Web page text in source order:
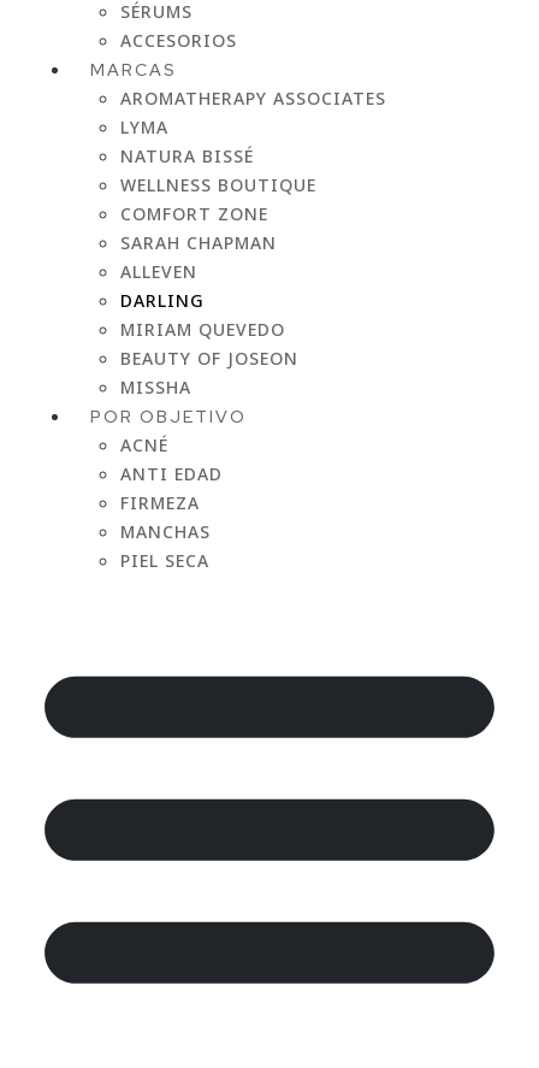
SÉRUMS
ACCESORIOS
MARCAS
AROMATHERAPY ASSOCIATES
LYMA
NATURA BISSÉ
WELLNESS BOUTIQUE
COMFORT ZONE
SARAH CHAPMAN
ALLEVEN
DARLING
MIRIAM QUEVEDO
BEAUTY OF JOSEON
MISSHA
POR OBJETIVO
ACNÉ
ANTI EDAD
FIRMEZA
MANCHAS
PIEL SECA